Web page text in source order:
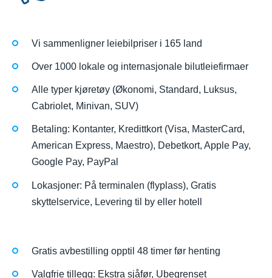
Vi sammenligner leiebilpriser i 165 land
Over 1000 lokale og internasjonale bilutleiefirmaer
Alle typer kjøretøy (Økonomi, Standard, Luksus,
Cabriolet, Minivan, SUV)
Betaling: Kontanter, Kredittkort (Visa, MasterCard,
American Express, Maestro), Debetkort, Apple Pay,
Google Pay, PayPal
Lokasjoner: På terminalen (flyplass), Gratis
skyttelservice, Levering til by eller hotell
Gratis avbestilling opptil 48 timer før henting
Valgfrie tillegg: Ekstra sjåfør, Ubegrenset